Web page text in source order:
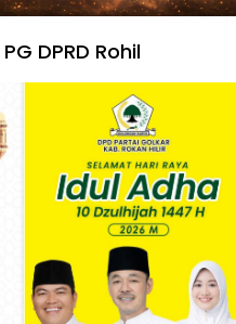
DPRD Rohil